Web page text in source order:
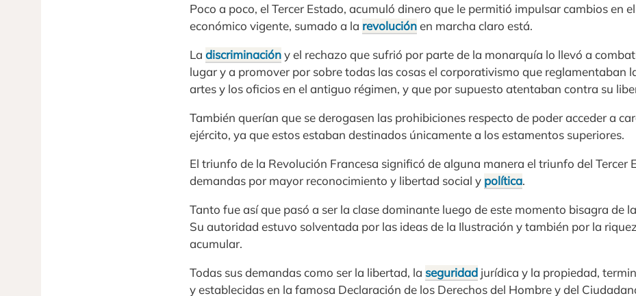
Poco a poco, el Tercer Estado, acumuló dinero que le permitió impulsar cambios en
económico vigente, sumado a la revoluciónen marcha claro está.
La discriminacióny el rechazo que sufrió por parte de la monarquía lo llevó a
lugar y a promover por sobre todas las cosas el corporativismo que reglamentaban
artes y los oficios en el antiguo régimen, y que por supuesto atentaban contra su
También querían que se derogasen las prohibiciones respecto de poder acceder a
ejército, ya que estos estaban destinados únicamente a los estamentos superiores.
El triunfo de la Revolución Francesa significó de alguna manera el triunfo del Tercer
demandas por mayor reconocimiento y libertad social y política.
Tanto fue así que pasó a ser la clase dominante luego de este momento bisagra de
Su autoridad estuvo solventada por las ideas de la Ilustración y también por la
acumular.
Todas sus demandas como ser la libertad, la seguridad jurídica y la propiedad,
y establecidas en la famosa Declaración de los Derechos del Hombre y del